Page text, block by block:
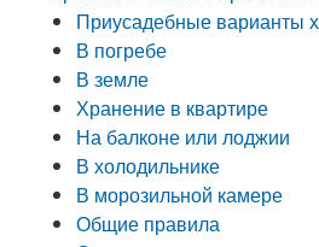
Приусадебные варианты
В погребе
В земле
Хранение в квартире
На балконе или лоджии
В холодильнике
В морозильной камере
Общие правила